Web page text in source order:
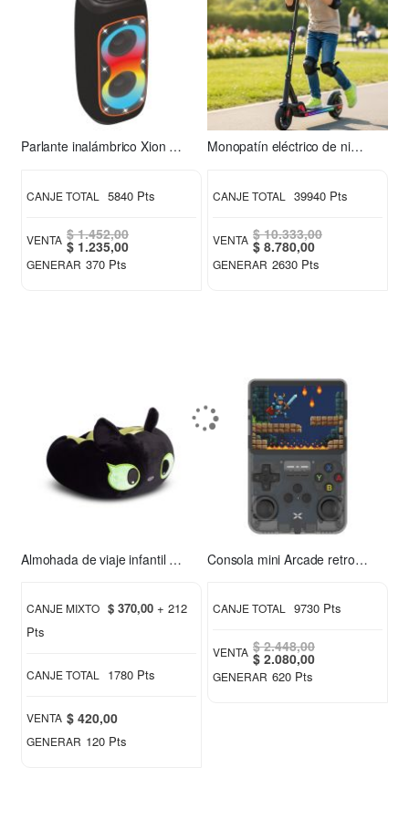
Parlante inalámbrico Xion XI-XT31
CANJE TOTAL 5840 Pts
VENTA $ 1.452,00
Special
Price
$ 1.235,00
GENERAR 370 Pts
Monopatín eléctrico de niño S2 Xion
CANJE TOTAL 39940 Pts
VENTA $ 10.333,00
Special
Price
$ 8.780,00
GENERAR 2630 Pts
Almohada de viaje infantil Chimuelo verde
CANJE MIXTO $ 370,00 + 212
Pts
CANJE TOTAL 1780 Pts
VENTA $ 420,00
GENERAR 120 Pts
Consola mini Arcade retro Xion XI-GAME350
CANJE TOTAL 9730 Pts
VENTA $ 2.448,00
Special
Price
$ 2.080,00
GENERAR 620 Pts